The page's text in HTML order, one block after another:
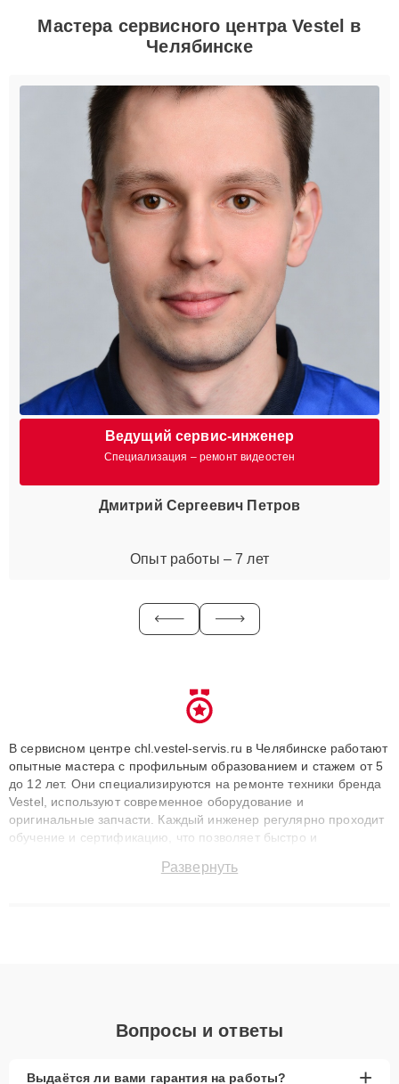
Мастера сервисного центра Vestel в
Челябинске
Ведущий сервис-инженер
Специализация – ремонт видеостен
Дмитрий Сергеевич Петров
Опыт работы – 7 лет
В сервисном центре chl.vestel-servis.ru в Челябинске работают
опытные мастера с профильным образованием и стажем от 5
до 12 лет. Они специализируются на ремонте техники бренда
Vestel, используют современное оборудование и
оригинальные запчасти. Каждый инженер регулярно проходит
обучение и сертификацию, что позволяет быстро и
сохранением гарантии до 3 лет. Наши мастера решают
Развернуть
Вопросы и ответы
Выдаётся ли вами гарантия на работы? +